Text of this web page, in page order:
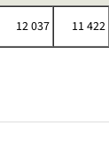
12 037 11 422